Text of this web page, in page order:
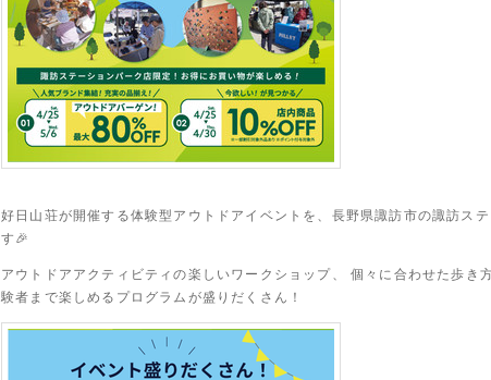
好日山荘が開催する体験型アウトドアイベントを、長野県諏訪市の諏訪ス
す🎉
アウトドアアクティビティの楽しいワークショップ、 個々に合わせた歩き
験者まで楽しめるプログラムが盛りだくさん！